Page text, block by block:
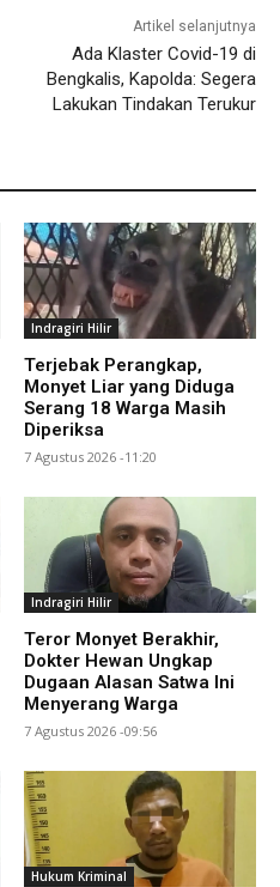
Artikel selanjutnya
Ada Klaster Covid-19 di
Bengkalis, Kapolda: Segera
Lakukan Tindakan Terukur
Indragiri Hilir
Terjebak Perangkap,
Monyet Liar yang Diduga
Serang 18 Warga Masih
Diperiksa
7 Agustus 2026 -11:20
Indragiri Hilir
Teror Monyet Berakhir,
Dokter Hewan Ungkap
Dugaan Alasan Satwa Ini
Menyerang Warga
7 Agustus 2026 -09:56
Hukum Kriminal